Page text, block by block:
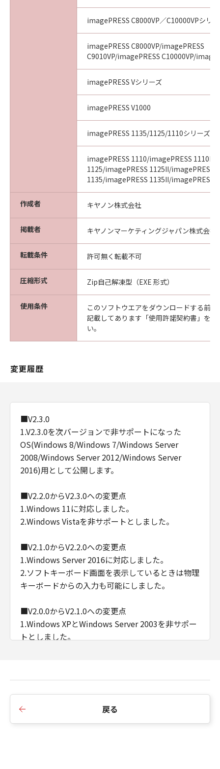
imagePRESS C8000VP／C10000VPシリ
imagePRESS C8000VP/imagePRESS
C9010VP/imagePRESS C10000VP/
imagePRESS Vシリーズ
imagePRESS V1000
imagePRESS 1135/1125/1110シリーズ
imagePRESS 1110/imagePRESS 1110II/
1125/imagePRESS 1125II/imagePRESS
1135/imagePRESS 1135II/imagePRESS
作成者 キヤノン株式会社
掲載者 キヤノンマーケティングジャパン株式会社
転載条件 許可無く転載不可
圧縮形式 Zip自己解凍型（EXE 形式）
使用条件
このソフトウエアをダウンロードする前
記載してあります「使用許諾契約書」を
い。
変更履歴
■V2.3.0
1.V2.3.0を次バージョンで非サポートになった
OS(Windows 8/Windows 7/Windows Server
2008/Windows Server 2012/Windows Server
2016)用として公開します。
■V2.2.0からV2.3.0への変更点
1.Windows 11に対応しました。
2.Windows Vistaを非サポートとしました。
■V2.1.0からV2.2.0への変更点
1.Windows Server 2016に対応しました。
2.ソフトキーボード画面を表示しているときは物理
キーボードからの入力も可能にしました。
■V2.0.0からV2.1.0への変更点
1.Windows XPとWindows Server 2003を非サポー
トとしました。
た。
戻る